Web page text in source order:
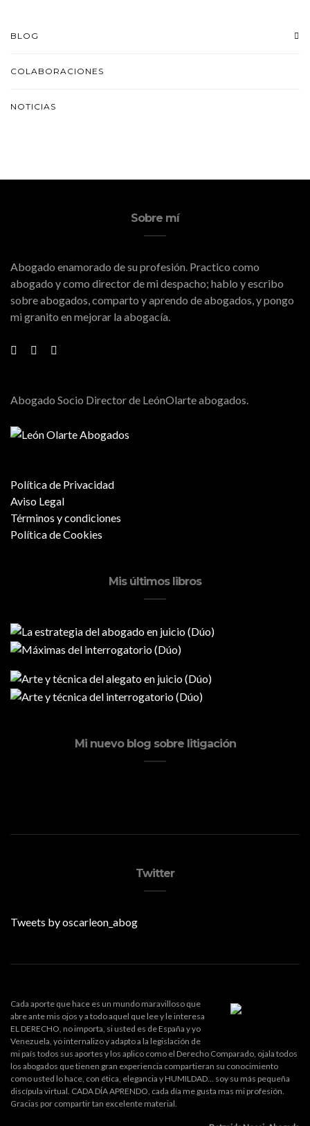
BLOG
COLABORACIONES
NOTICIAS
Sobre mí
Abogado enamorado de su profesión. Practico como
abogado y como director de mi despacho; hablo y escribo
sobre abogados, comparto y aprendo de abogados, y pongo
mi granito en mejorar la abogacía.
Abogado Socio Director de LeónOlarte abogados.
Política de Privacidad
Aviso Legal
Términos y condiciones
Política de Cookies
Mis últimos libros
Mi nuevo blog sobre litigación
Twitter
Tweets by oscarleon_abog
Cada aporte que hace es un mundo maravilloso que
abre ante mis ojos y a todo aquel que lee y le interesa
EL DERECHO, no importa, si usted es de España y yo
Venezuela, yo internalizo y adapto a la legislación de
mi país todos sus aportes y los aplico como el Derecho Comparado, ojala todos
los abogados que tienen gran experiencia compartieran su conocimiento
como usted lo hace, con ética, elegancia y HUMILDAD... soy su más pequeña
discípula virtual. CADA DÍA APRENDO, cada día me gusta mas mi profesión.
Gracias por compartir tan excelente material.